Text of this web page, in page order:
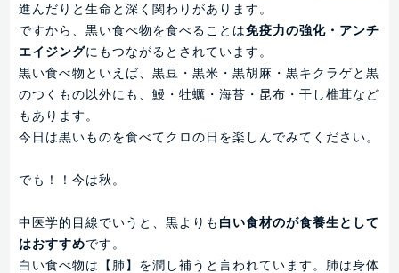
進んだりと生命と深く関わりがあります。
ですから、黒い食べ物を食べることは免疫力の強化・アンチ
エイジングにもつながるとされています。
黒い食べ物といえば、黒豆・黒米・黒胡麻・黒キクラゲと黒
のつくもの以外にも、鰻・牡蠣・海苔・昆布・干し椎茸など
もあります。
今日は黒いものを食べてクロの日を楽しんでみてください。
でも！！今は秋。
中医学的目線でいうと、黒よりも 白い食材のが食養生として
はおすすめです。
白い食べ物は【肺】を潤し補うと言われています。肺は身体